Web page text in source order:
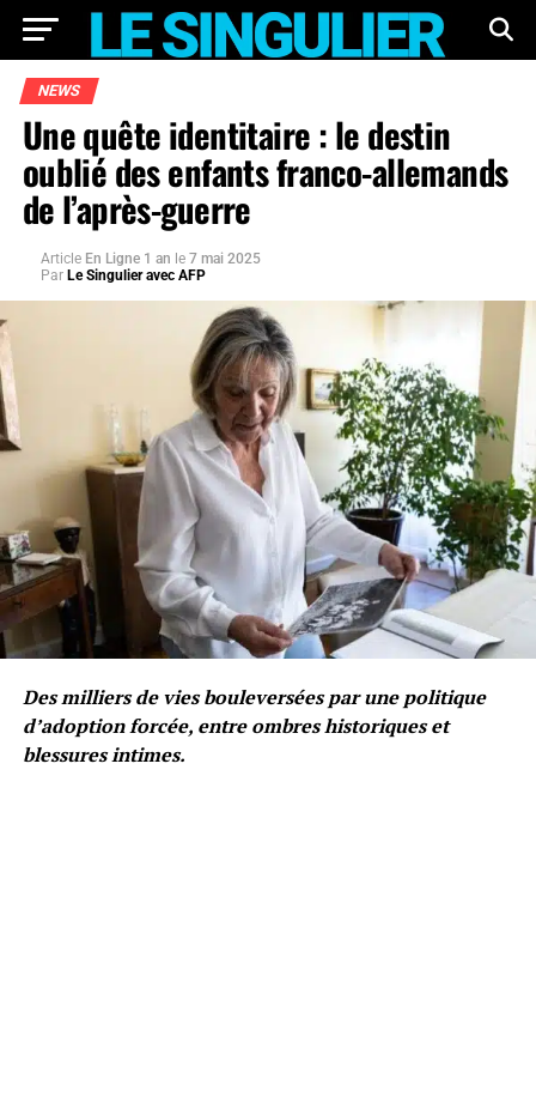
NEWS
Une quête identitaire : le destin
oublié des enfants franco-allemands
de l’après-guerre
Article En Ligne 1 an le 7 mai 2025
Par Le Singulier avec AFP
Des milliers de vies bouleversées par une politique
d’adoption forcée, entre ombres historiques et
blessures intimes.